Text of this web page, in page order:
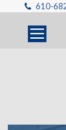
610-